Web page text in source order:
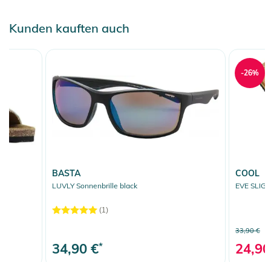
Kunden kauften auch
BASTA
LUVLY Sonnenbrille black
(1)
34,90 €*
COOL
EVE
33,90 €
-26%